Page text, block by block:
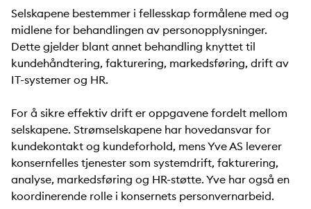
Selskapene bestemmer i fellesskap formålene med og
midlene for behandlingen av personopplysninger.
Dette gjelder blant annet behandling knyttet til
kundehåndtering, fakturering, markedsføring, drift av
IT-systemer og HR.
For å sikre effektiv drift er oppgavene fordelt mellom
selskapene. Strømselskapene har hovedansvar for
kundekontakt og kundeforhold, mens Yve AS leverer
konsernfelles tjenester som systemdrift, fakturering,
analyse, markedsføring og HR-støtte. Yve har også en
koordinerende rolle i konsernets personvernarbeid.